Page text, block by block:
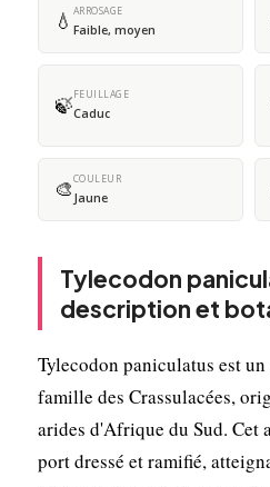
💧 ARROSAGE
Faible, moyen
🍃FEUILLAGE
Caduc
🎨COULEUR
Jaune
Tylecodon
description et
Tylecodon paniculatus est
famille des Crassulacées,
arides d'Afrique du Sud. Cet
port dressé et ramifié,